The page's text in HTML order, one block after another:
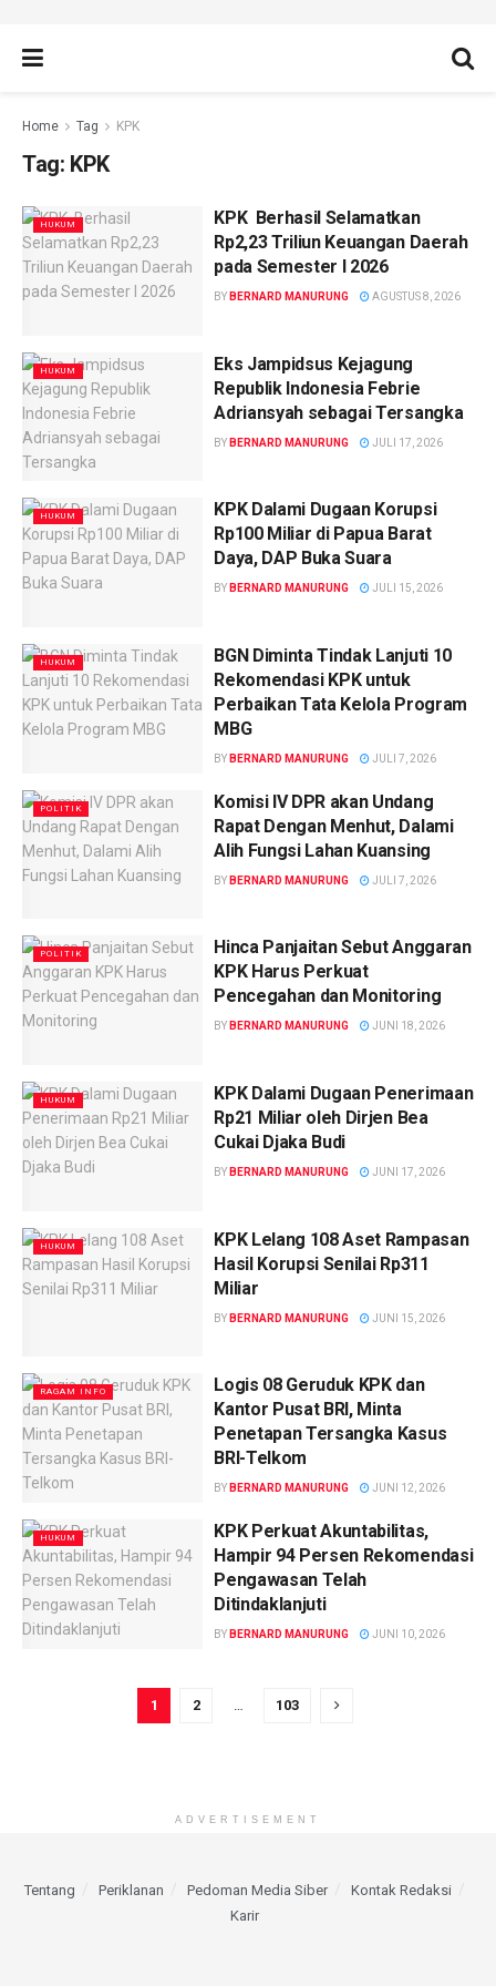
Home Tag KPK
Tag: KPK
HUKUM
KPK Berhasil Selamatkan
Rp2,23 Triliun Keuangan Daerah
pada Semester I 2026
BY BERNARD MANURUNG AGUSTUS 8, 2026
HUKUM
Eks Jampidsus Kejagung
Republik Indonesia Febrie
Adriansyah sebagai Tersangka
BY BERNARD MANURUNG JULI 17, 2026
HUKUM
KPK Dalami Dugaan Korupsi
Rp100 Miliar di Papua Barat
Daya, DAP Buka Suara
BY BERNARD MANURUNG JULI 15, 2026
HUKUM
BGN Diminta Tindak Lanjuti 10
Rekomendasi KPK untuk
Perbaikan Tata Kelola Program
MBG
BY BERNARD MANURUNG JULI 7, 2026
POLITIK
Komisi IV DPR akan Undang
Rapat Dengan Menhut, Dalami
Alih Fungsi Lahan Kuansing
BY BERNARD MANURUNG JULI 7, 2026
POLITIK
Hinca Panjaitan Sebut Anggaran
KPK Harus Perkuat
Pencegahan dan Monitoring
BY BERNARD MANURUNG JUNI 18, 2026
HUKUM
KPK Dalami Dugaan Penerimaan
Rp21 Miliar oleh Dirjen Bea
Cukai Djaka Budi
BY BERNARD MANURUNG JUNI 17, 2026
HUKUM
KPK Lelang 108 Aset Rampasan
Hasil Korupsi Senilai Rp311
Miliar
BY BERNARD MANURUNG JUNI 15, 2026
RAGAM INFO
Logis 08 Geruduk KPK dan
Kantor Pusat BRI, Minta
Penetapan Tersangka Kasus
BRI-Telkom
BY BERNARD MANURUNG JUNI 12, 2026
HUKUM
KPK Perkuat Akuntabilitas,
Hampir 94 Persen Rekomendasi
Pengawasan Telah
Ditindaklanjuti
BY BERNARD MANURUNG JUNI 10, 2026
1 2 103
ADVERTISEMENT
Tentang Periklanan Pedoman Media Siber
Kontak Redaksi
Karir